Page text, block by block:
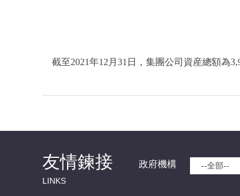
截至2021年12月31日，集團公司資産總額為
友情鍊接
LINKS
政府機構 --全部--